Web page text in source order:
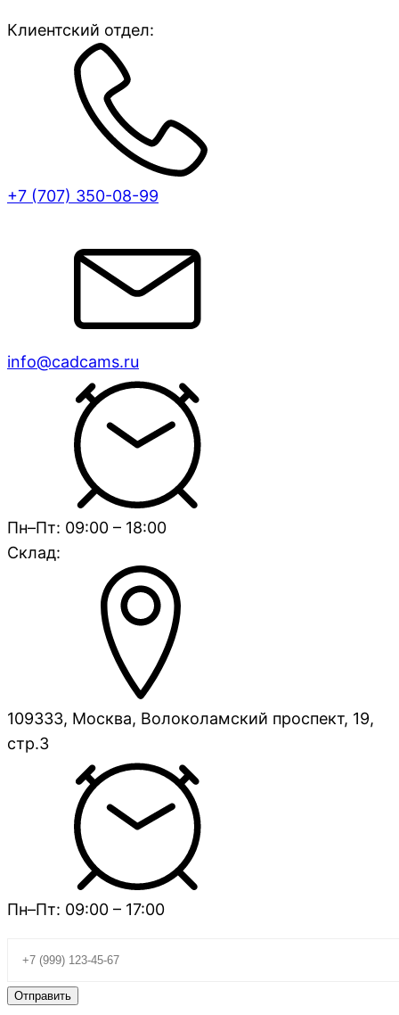
Клиентский отдел:
+7 (707) 350-08-99
info@cadcams.ru
Пн–Пт: 09:00 – 18:00
Склад:
109333, Москва, Волоколамский проспект, 19,
стр.3
Пн–Пт: 09:00 – 17:00